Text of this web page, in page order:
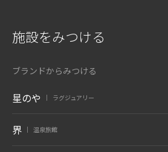
施設をみつける
ブランドからみつける
星のや ラグジュアリー
界 温泉旅館